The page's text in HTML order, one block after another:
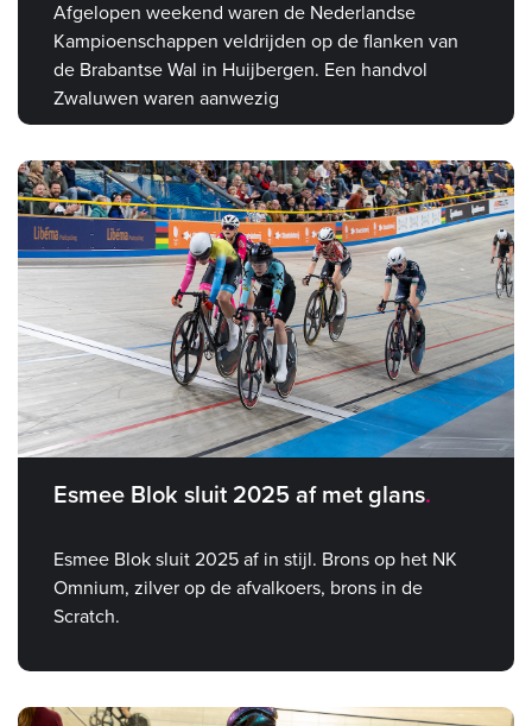
Afgelopen weekend waren de Nederlandse
Kampioenschappen veldrijden op de flanken van
de Brabantse Wal in Huijbergen. Een handvol
Zwaluwen waren aanwezig
Esmee Blok sluit 2025 af met glans
Esmee Blok sluit 2025 af in stijl. Brons op het NK
Omnium, zilver op de afvalkoers, brons in de
Scratch.